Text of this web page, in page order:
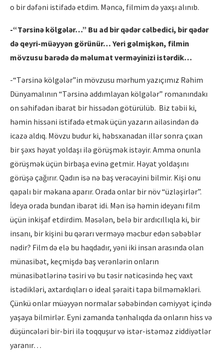
o bir dəfəni istifadə etdim. Məncə, filmim də yaxşı alınıb.
-“Tərsinə kölgələr…” Bu ad bir qədər cəlbedici, bir qədər
də qeyri-müəyyən görünür… Yeri gəlmişkən, filmin
mövzusu barədə də məlumat verməyinizi istərdik…
-“Tərsinə kölgələr”in mövzusu mərhum yazıçımız Rəhim
Dünyamalının “Tərsinə addımlayan kölgələr” romanındakı
on səhifədən ibarət bir hissədən götürülüb. Biz təbii ki,
həmin hissəni istifadə etmək üçün yazarın ailəsindən də
icazə aldıq. Mövzu budur ki, həbsxanadan illər sonra çıxan
bir şəxs həyat yoldaşı ilə görüşmək istəyir. Amma onunla
görüşmək üçün birbaşa evinə getmir. Həyat yoldaşını
görüşə çağırır. Qadın isə nə baş verəcəyini bilmir. Kişi onu
qapalı bir məkana aparır. Orada onlar bir növ “üzləşirlər”.
İdeya orada bundan ibarət idi. Mən isə həmin ideyanı film
üçün inkişaf etdirdim. Məsələn, belə bir ardıcıllıqla ki, bir
insanı, bir kişini bu qərarı verməyə məcbur edən səbəblər
nədir? Film də elə bu haqdadır, yəni iki insan arasında olan
münasibət, keçmişdə baş verənlərin onların
münasibətlərinə təsiri və bu təsir nəticəsində heç vaxt
istədikləri, axtardıqları o ideal şəraiti tapa bilməməkləri.
Çünkü onlar müəyyən normalar səbəbindən cəmiyyət içində
yaşaya bilmirlər. Eyni zamanda tənhalıqda da onların hiss və
düşüncələri bir-biri ilə toqquşur və istər-istəməz ziddiyətlər
yaranır…